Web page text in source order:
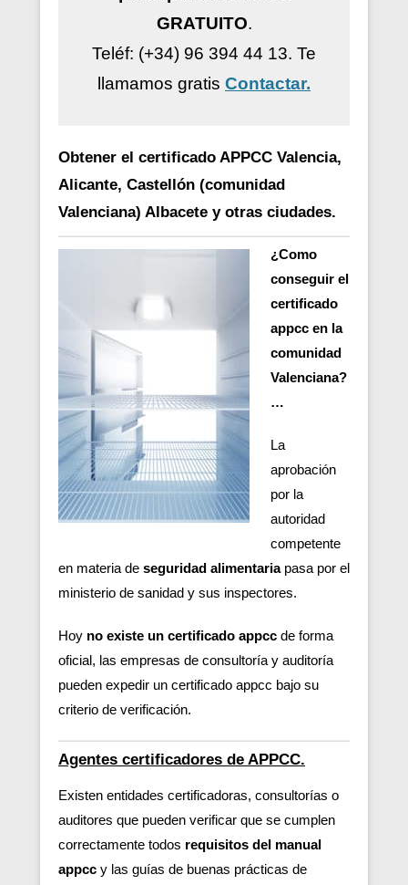
GRATUITO.
Teléf: (+34) 96 394 44 13. Te
llamamos gratis Contactar.
Obtener el certificado APPCC Valencia,
Alicante, Castellón (comunidad
Valenciana) Albacete y otras ciudades.
¿Como
conseguir el
certificado
appcc en la
comunidad
Valenciana?
…
La
aprobación
por la
autoridad
competente
en materia de seguridad alimentaria pasa por el
ministerio de sanidad y sus inspectores.
Hoy no existe un certificado appcc de forma
oficial, las empresas de consultoría y auditoría
pueden expedir un certificado appcc bajo su
criterio de verificación.
Agentes certificadores de APPCC.
Existen entidades certificadoras, consultorías o
auditores que pueden verificar que se cumplen
correctamente todos requisitos del manual
appcc y las guías de buenas prácticas de